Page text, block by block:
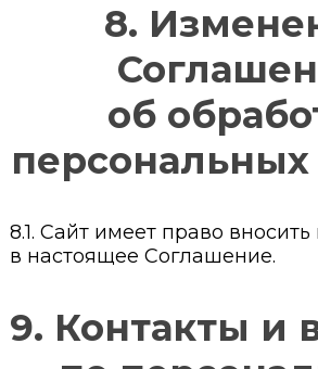
8.
об
8.1. Сайт имеет право
в настоящее Соглашение.
9. Контакты и